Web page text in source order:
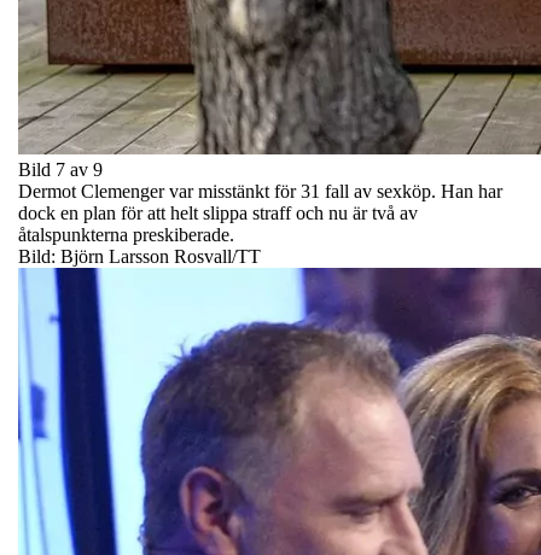
Bild 7 av 9
Dermot Clemenger var misstänkt för 31 fall av sexköp. Han har
dock en plan för att helt slippa straff och nu är två av
åtalspunkterna preskiberade.
Bild: Björn Larsson Rosvall/TT